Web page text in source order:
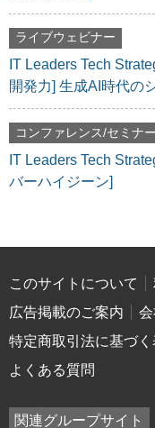
ライブウェビナー
IT Leaders Tech
開発力] 生成AI時代の
コンファレンス/セミナー
IT Leaders Tech
バーハイジーン]
このサイトについて
広告掲載のご案内
特定商取引法に基づ
よくある質問
関連グループサイト